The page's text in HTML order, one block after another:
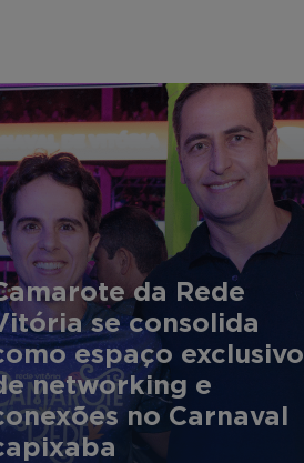
da Rede
se consolida
espaço exclusivo
networking e
no Carnaval